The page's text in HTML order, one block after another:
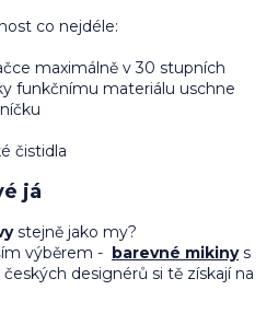
co nejdéle:
maximálně v 30 stupních
funkčnímu materiálu uschne
čistidla
já
stejně jako my?
výběrem - barevné mikinys
designérů si tě získají na